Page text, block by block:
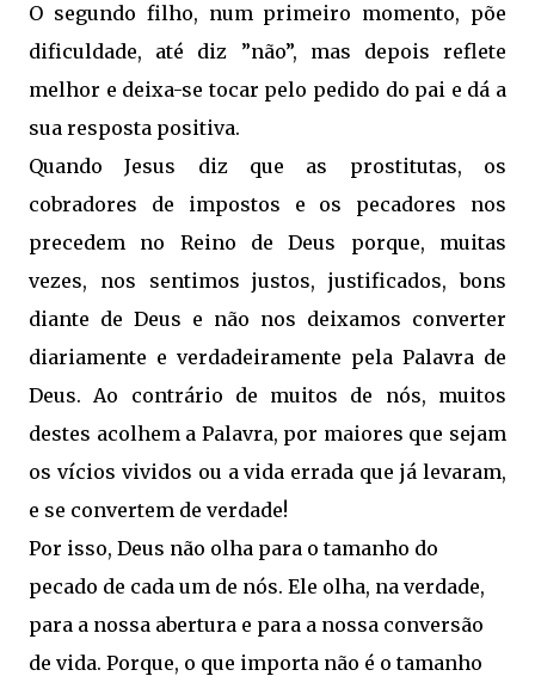
O segundo filho, num primeiro momento, põe
dificuldade, até diz ”não”, mas depois reflete
melhor e deixa-se tocar pelo pedido do pai e dá a
sua resposta positiva.
Quando Jesus diz que as prostitutas, os
cobradores de impostos e os pecadores nos
precedem no Reino de Deus porque, muitas
vezes, nos sentimos justos, justificados, bons
diante de Deus e não nos deixamos converter
diariamente e verdadeiramente pela Palavra de
Deus. Ao contrário de muitos de nós, muitos
destes acolhem a Palavra, por maiores que sejam
os vícios vividos ou a vida errada que já levaram,
e se convertem de verdade!
Por isso, Deus não olha para o tamanho do
pecado de cada um de nós. Ele olha, na verdade,
para a nossa abertura e para a nossa conversão
de vida. Porque, o que importa não é o tamanho